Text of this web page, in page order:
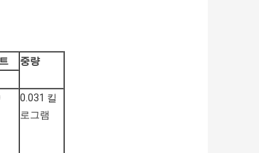
중량
0.031 킬
로그램